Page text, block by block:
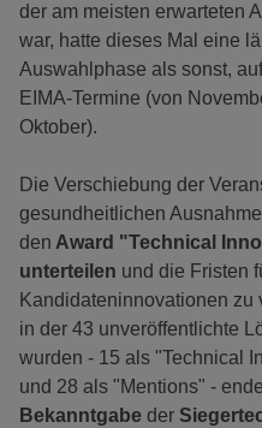
der am meisten erwarteten
war, hatte dieses Mal eine
Auswahlphase als sonst,
EIMA-Termine (von
Oktober).
Die Verschiebung der
gesundheitlichen
den Award "Technical
unterteilen und die Fristen
Kandidateninnovationen zu
in der 43 unveröffentlichte
wurden - 15 als "Technical
und 28 als "Mentions" -
Bekanntgabe der